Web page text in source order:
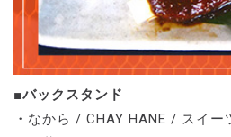
■バックスタンド
・なから / CHAY HANE / スイ